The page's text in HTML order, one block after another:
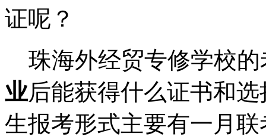
证呢？
珠海外经贸专修学校的
业后能获得什么证书和
生报考形式主要有一月